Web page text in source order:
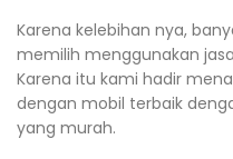
Karena kelebihan nya,
memilih menggunakan
Karena itu kami hadir
dengan mobil terbaik
yang murah.